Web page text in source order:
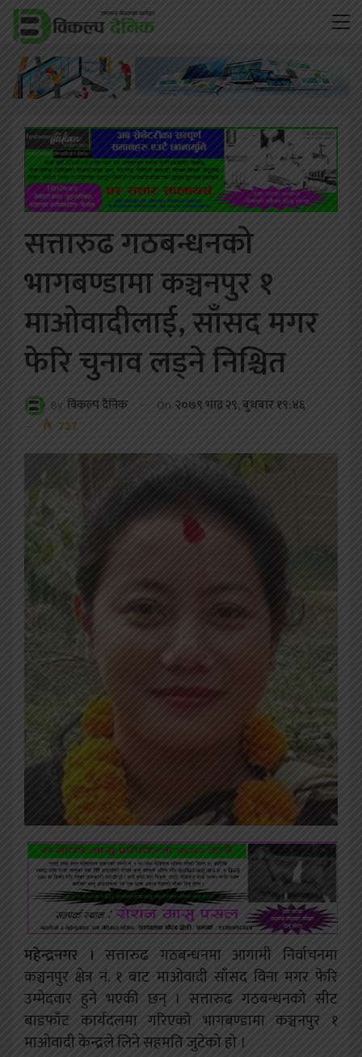
सत्तारुढ गठबन्धनको
भागबण्डामा कञ्चनपुर १
माओवादीलाई, साँसद मगर
फेरि चुनाव लड्ने निश्चित
By विकल्प दैनिक On २०७९ भाद्र २९, बुधबार १९:४६
727
महेन्द्रनगर । सत्तारुढ गठबन्धनमा आगामी निर्वाचनमा
कञ्चनपुर क्षेत्र नं. १ बाट माओवादी साँसद विना मगर फेरि
उम्मेदवार हुने भएकी छन् । सत्तारुढ गठबन्धनको सीट
बाडफाँट कार्यदलमा गरिएको भागबण्डामा कञ्चनपुर १
माओवादी केन्द्रले लिने सहमति जुटेको हो ।